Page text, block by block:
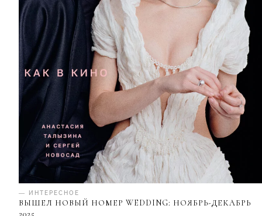
— ИНТЕРЕСНОЕ
ВЫШЕЛ НОВЫЙ НОМЕР WEDDING: НОЯБРЬ-ДЕКАБРЬ